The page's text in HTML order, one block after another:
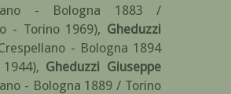
- Bologna 1883 /
- Torino 1969), Gheduzzi
- Bologna 1894
, Gheduzzi Giuseppe
- Bologna 1889 / Torino